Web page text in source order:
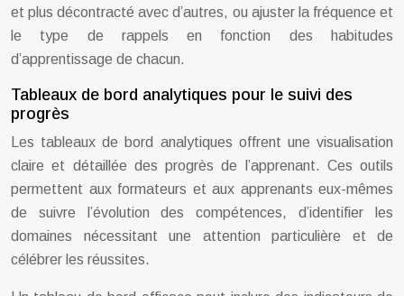
et plus décontracté avec d’autres, ou ajuster la fréquence et
le type de rappels en fonction des habitudes
d’apprentissage de chacun.
Tableaux de bord analytiques pour le suivi des
progrès
Les tableaux de bord analytiques offrent une visualisation
claire et détaillée des progrès de l’apprenant. Ces outils
permettent aux formateurs et aux apprenants eux-mêmes
de suivre l’évolution des compétences, d’identifier les
domaines nécessitant une attention particulière et de
célébrer les réussites.